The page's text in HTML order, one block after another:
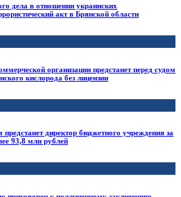
дела в отношении украинских
акт в Брянской области
организации предстанет перед судом
кислорода без лицензии
директор бюджетного учреждения за
93,8 млн рублей